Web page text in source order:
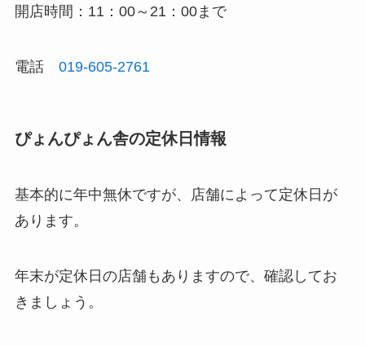
開店時間：11：00～21：00まで
電話 019-605-2761
ぴょんぴょん舎の定休日情報
基本的に年中無休ですが、店舗によって定休日が
あります。
年末が定休日の店舗もありますので、確認してお
きましょう。